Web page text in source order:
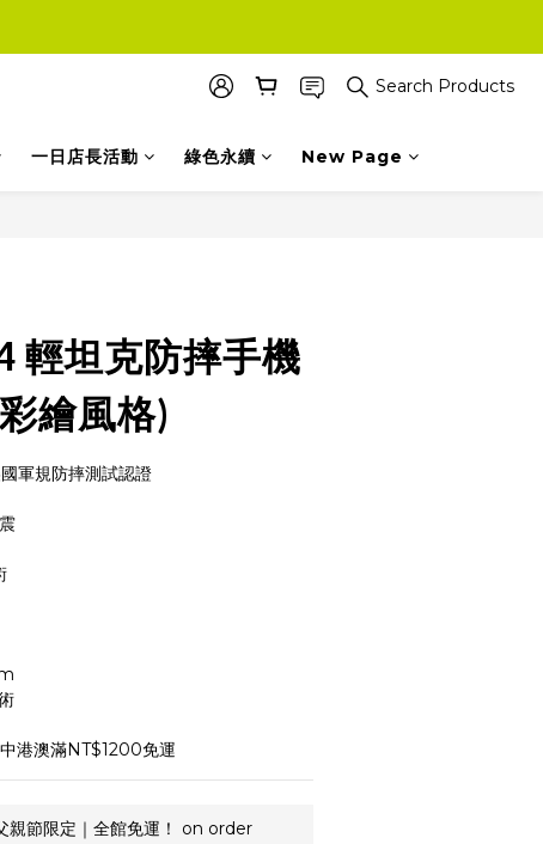
Search Products
一日店長活動 綠色永續 New Page
輕坦克防摔手機
繪風格)
軍規防摔測試認證
港澳滿NT$1200免運
親節限定｜全館免運！ on order